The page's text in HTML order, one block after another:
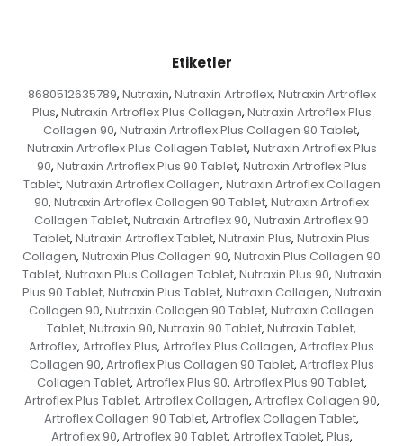
Etiketler
8680512635789, Nutraxin, Nutraxin Artroflex, Nutraxin Artroflex
Plus, Nutraxin Artroflex Plus Collagen, Nutraxin Artroflex Plus
Collagen 90, Nutraxin Artroflex Plus Collagen 90 Tablet,
Nutraxin Artroflex Plus Collagen Tablet, Nutraxin Artroflex Plus
90, Nutraxin Artroflex Plus 90 Tablet, Nutraxin Artroflex Plus
Tablet, Nutraxin Artroflex Collagen, Nutraxin Artroflex Collagen
90, Nutraxin Artroflex Collagen 90 Tablet, Nutraxin Artroflex
Collagen Tablet, Nutraxin Artroflex 90, Nutraxin Artroflex 90
Tablet, Nutraxin Artroflex Tablet, Nutraxin Plus, Nutraxin Plus
Collagen, Nutraxin Plus Collagen 90, Nutraxin Plus Collagen 90
Tablet, Nutraxin Plus Collagen Tablet, Nutraxin Plus 90, Nutraxin
Plus 90 Tablet, Nutraxin Plus Tablet, Nutraxin Collagen, Nutraxin
Collagen 90, Nutraxin Collagen 90 Tablet, Nutraxin Collagen
Tablet, Nutraxin 90, Nutraxin 90 Tablet, Nutraxin Tablet,
Artroflex, Artroflex Plus, Artroflex Plus Collagen, Artroflex Plus
Collagen 90, Artroflex Plus Collagen 90 Tablet, Artroflex Plus
Collagen Tablet, Artroflex Plus 90, Artroflex Plus 90 Tablet,
Artroflex Plus Tablet, Artroflex Collagen, Artroflex Collagen 90,
Artroflex Collagen 90 Tablet, Artroflex Collagen Tablet,
Artroflex 90, Artroflex 90 Tablet, Artroflex Tablet, Plus,